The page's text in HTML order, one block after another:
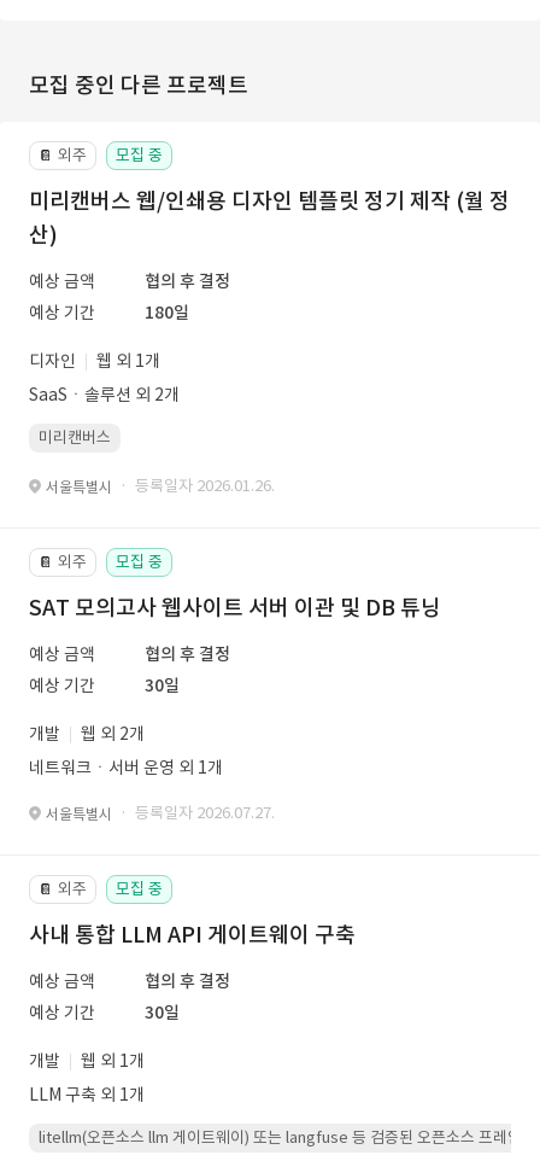
모집 중인 다른 프로젝트
📔 외주 모집 중
미리캔버스 웹/인쇄용 디자인 템플릿 정기 제작 (월 정
산)
예상 금액
협의 후 결정
예상 기간
180일
디자인
웹 외 1개
SaaSㆍ솔루션 외 2개
미리캔버스
서울특별시 · 등록일자 2026.01.26.
📔 외주 모집 중
SAT 모의고사 웹사이트 서버 이관 및 DB 튜닝
예상 금액
협의 후 결정
예상 기간
30일
개발
웹 외 2개
네트워크ㆍ서버 운영 외 1개
서울특별시 · 등록일자 2026.07.27.
📔 외주 모집 중
사내 통합 LLM API 게이트웨이 구축
예상 금액
협의 후 결정
예상 기간
30일
개발
웹 외 1개
LLM 구축 외 1개
litellm(오픈소스 llm 게이트웨이) 또는 langfuse 등 검증된 오픈소스 프레임워